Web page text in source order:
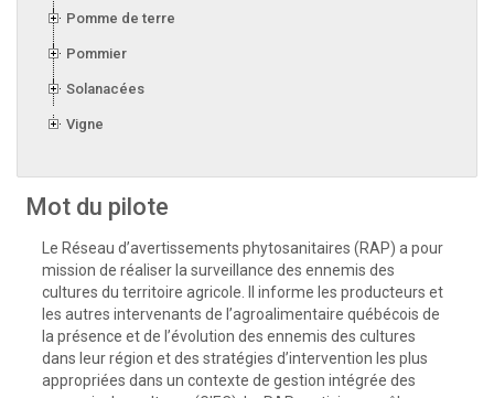
Pomme de terre
Pommier
Solanacées
Vigne
Mot du pilote
Le Réseau d’avertissements phytosanitaires (RAP) a pour
mission de réaliser la surveillance des ennemis des
cultures du territoire agricole. Il informe les producteurs et
les autres intervenants de l’agroalimentaire québécois de
la présence et de l’évolution des ennemis des cultures
dans leur région et des stratégies d’intervention les plus
appropriées dans un contexte de gestion intégrée des